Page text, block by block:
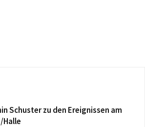
Schuster zu den Ereignissen am
Halle